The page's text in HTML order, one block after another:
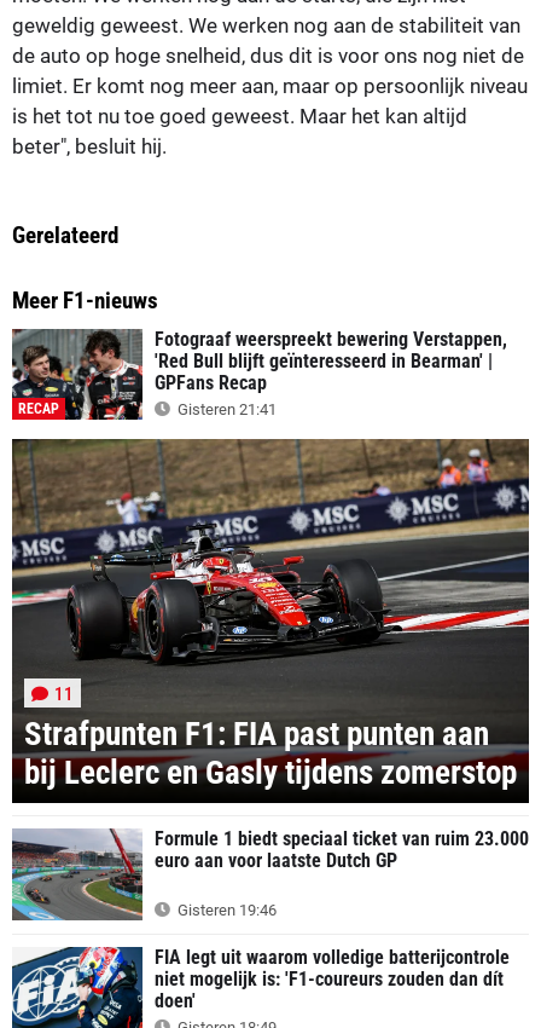
geweldig geweest. We werken nog aan de stabiliteit van
de auto op hoge snelheid, dus dit is voor ons nog niet de
limiet. Er komt nog meer aan, maar op persoonlijk niveau
is het tot nu toe goed geweest. Maar het kan altijd
beter", besluit hij.
Gerelateerd
Meer F1-nieuws
RECAP
Fotograaf weerspreekt bewering Verstappen,
'Red Bull blijft geïnteresseerd in Bearman' |
GPFans Recap
Gisteren 21:41
Strafpunten F1: FIA past punten aan
bij Leclerc en Gasly tijdens zomerstop
11
Formule 1 biedt speciaal ticket van ruim 23.000
euro aan voor laatste Dutch GP
Gisteren 19:46
FIA legt uit waarom volledige batterijcontrole
niet mogelijk is: 'F1-coureurs zouden dan dít
doen'